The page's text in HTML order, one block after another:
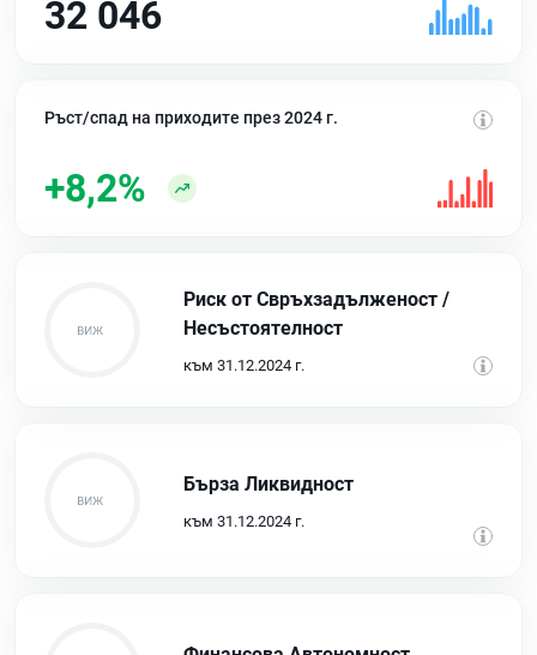
32 046
Ръст/спад на приходите през 2024 г.
+8,2%
Риск от Свръхзадълженост /
Несъстоятелност
към 31.12.2024 г.
Бърза Ликвидност
към 31.12.2024 г.